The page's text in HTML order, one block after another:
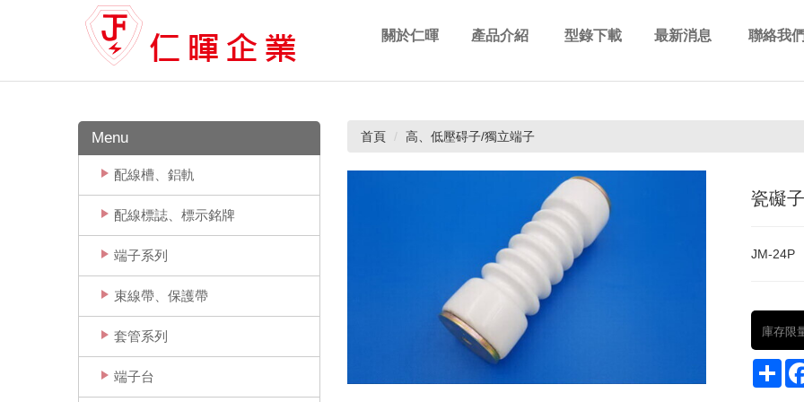
關於仁暉 產品介紹 型錄下載 最新消息 聯絡我們
Menu
配線槽、鋁軌
配線標誌、標示銘牌
端子系列
束線帶、保護帶
套管系列
端子台
首頁 高、低壓碍子/獨立端子
瓷礙子
JM-24P
庫存限